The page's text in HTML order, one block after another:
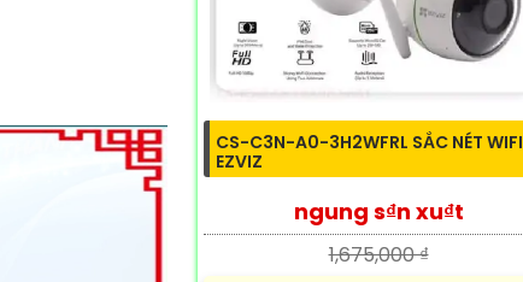
CS-C3N-A0-3H2WFRL SẮC NÉT WIFI
EZVIZ
ngung s₫n xu₫t
1,675,000 ₫